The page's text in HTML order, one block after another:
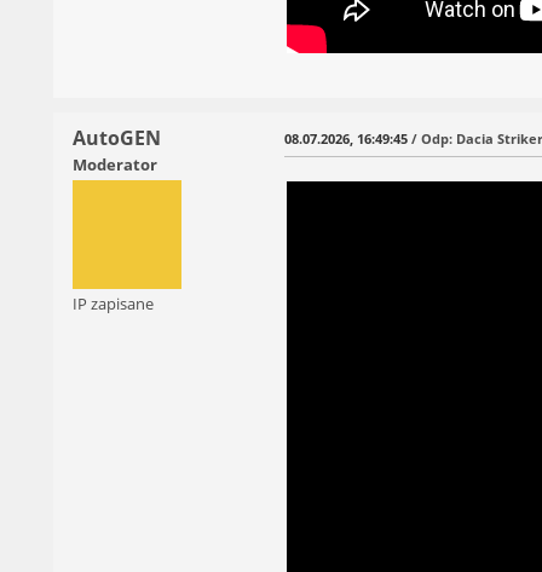
AutoGEN
Moderator
IP zapisane
08.07.2026, 16:49:45 / Odp: Dacia